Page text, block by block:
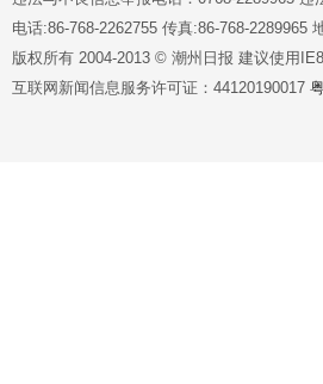
电话:86-768-2262755 传真:86-768-2289965
版权所有 2004-2013 © 潮州日报 建议使用
互联网新闻信息服务许可证：44120190017